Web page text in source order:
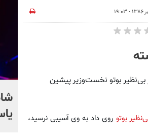
بوتو نخست‌وزیر پیشین
بوتو روی داد به وی آسیبی نرسید،
شدند + فیلم